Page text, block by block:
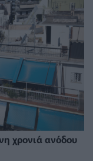
χρονιά ανόδου